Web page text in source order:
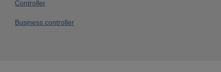
Controller
Business controller